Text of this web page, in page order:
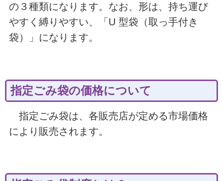
の３種類になります。なお、形は、持ち運び
やすく縛りやすい、「U 型袋（取っ手付き
袋）」になります。
指定ごみ袋の価格について
指定ごみ袋は、各販売店が定める市場価格
により販売されます。